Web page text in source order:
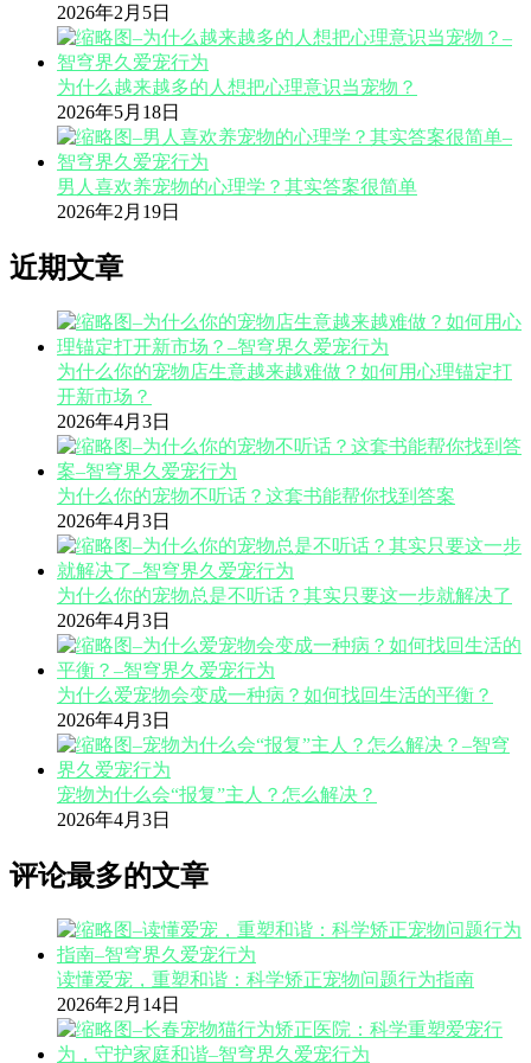
2026年2月5日
为什么越来越多的人想把心理意识当宠物？
2026年5月18日
男人喜欢养宠物的心理学？其实答案很简单
2026年2月19日
近期文章
为什么你的宠物店生意越来越难做？如何用心理锚定打
开新市场？
2026年4月3日
为什么你的宠物不听话？这套书能帮你找到答案
2026年4月3日
为什么你的宠物总是不听话？其实只要这一步就解决了
2026年4月3日
为什么爱宠物会变成一种病？如何找回生活的平衡？
2026年4月3日
宠物为什么会“报复”主人？怎么解决？
2026年4月3日
评论最多的文章
读懂爱宠，重塑和谐：科学矫正宠物问题行为指南
2026年2月14日